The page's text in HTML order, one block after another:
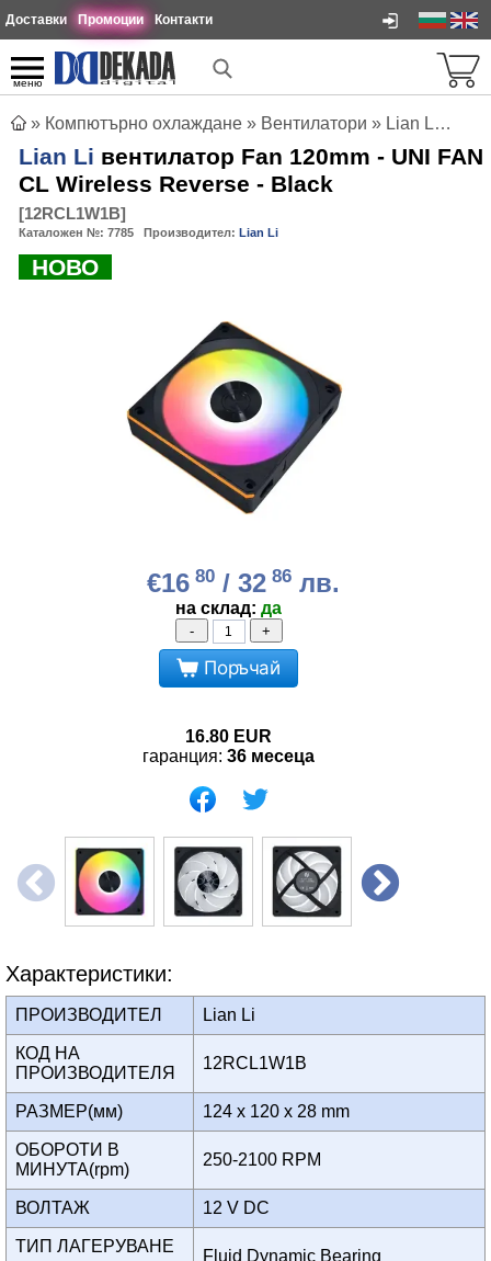
Доставки Промоции Контакти
меню
» Компютърно охлаждане » Вентилатори » Lian Li вентилатор Fan 120mm - UNI FAN CL Wireless Reverse - Black
Lian Li вентилатор Fan 120mm - UNI FAN
CL Wireless Reverse - Black
[12RCL1W1B]
Каталожен №: 7785 Производител: Lian Li
НОВО
€16 80/ 32 86лв.
на склад: да
- +
Поръчай
16.80 EUR
гаранция: 36 месеца
Характеристики:
ПРОИЗВОДИТЕЛ Lian Li
КОД НА
ПРОИЗВОДИТЕЛЯ
12RCL1W1B
РАЗМЕР(мм) 124 x 120 x 28 mm
ОБОРОТИ В
МИНУТА(rpm)
250-2100 RPM
ВОЛТАЖ 12 V DC
ТИП ЛАГЕРУВАНЕ
Fluid Dynamic Bearing